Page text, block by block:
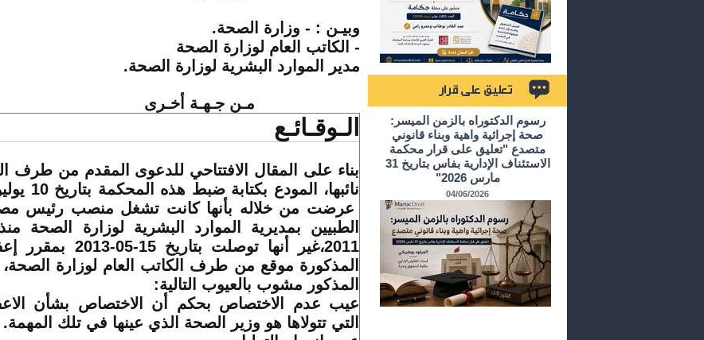
وبيـن : - وزارة الصحة.
- الكاتب العام لوزارة الصحة
مدير الموارد البشرية لوزارة الصحة.
مـن جـهـة أخـرى
الـوقـائـع
بناء على المقال الافتتاحي للدعوى المقدم من طرف
عرضت من خلاله بأنها كانت تشغل منصب رئيس
الطبيين بمديرية الموارد البشرية لوزارة الصحة من
2011،غير أنها توصلت
المذكورة موقع من طرف الكاتب العام لوزارة الصحة،
المذكور مشوب بالعيوب التالية:
عيب عدم الاختصاص بحكم أن الاختصاص بشأن
التي تتولاها هو وزير الصحة الذي عينها في تلك المهمة.
رسوم الدكتوراه بالزمن الميسر:
صحة إجرائية واهية وبناء قانوني
متصدع "تعليق على قرار محكمة
الاستئناف الإدارية بفاس بتاريخ 31
مارس 2026"
04/06/2026